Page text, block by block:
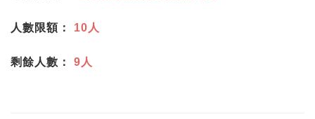
人數限額： 10人
剩餘人數： 9人